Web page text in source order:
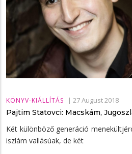
KÖNYV-KIÁLLÍTÁS | 27 August 2018
Pajtim Statovci: Macskám,
Két különböző generáció
iszlám vallásúak, de két